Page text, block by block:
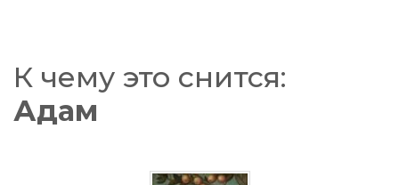
К чему это снится:
Адам